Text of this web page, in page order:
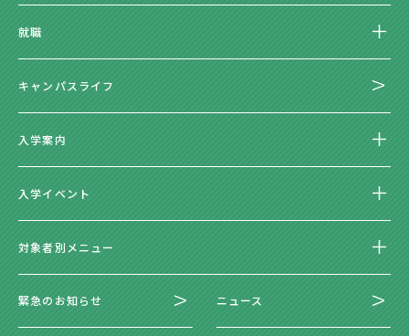
就職
キャンパスライフ
入学案内
入学イベント
対象者別メニュー
緊急のお知らせ ニュース